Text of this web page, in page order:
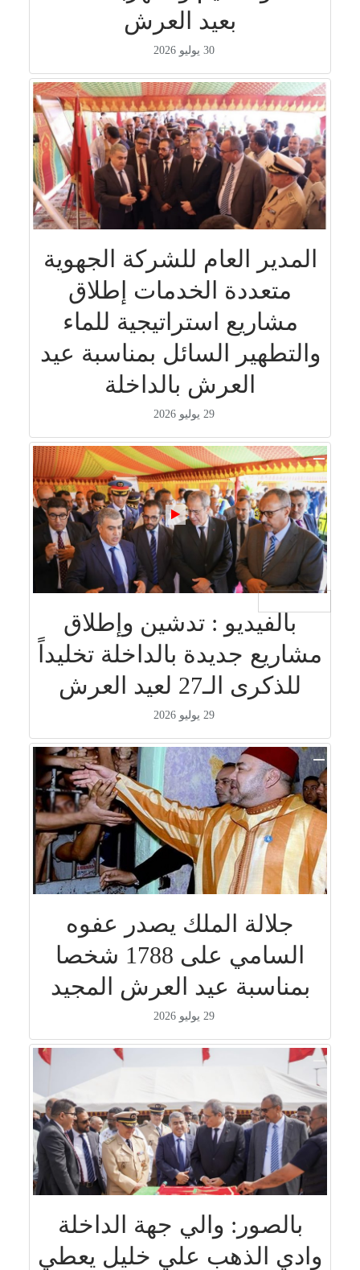
بعيد العرش
30 يوليو 2026
المدير العام للشركة الجهوية
متعددة الخدمات إطلاق
مشاريع استراتيجية للماء
والتطهير السائل بمناسبة عيد
العرش بالداخلة
29 يوليو 2026
بالفيديو : تدشين وإطلاق
مشاريع جديدة بالداخلة تخليداً
للذكرى الـ27 لعيد العرش
29 يوليو 2026
جلالة الملك يصدر عفوه
السامي على 1788 شخصا
بمناسبة عيد العرش المجيد
29 يوليو 2026
بالصور: والي جهة الداخلة
وادي الذهب علي خليل يعطي